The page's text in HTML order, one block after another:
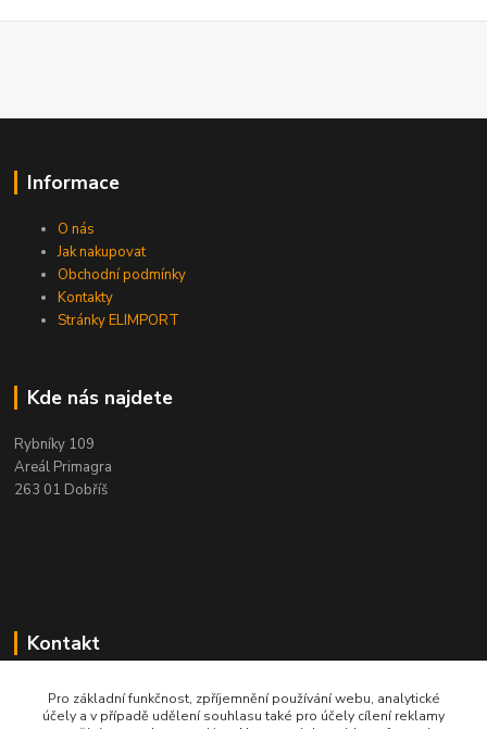
Informace
O nás
Jak nakupovat
Obchodní podmínky
Kontakty
Stránky ELIMPORT
Kde nás najdete
Rybníky 109
Areál Primagra
263 01 Dobříš
Kontakt
+420 284 811 501
Po - Pá, 8:00-16:30
Pro základní funkčnost, zpříjemnění používání webu, analytické
účely a v případě udělení souhlasu také pro účely cílení reklamy